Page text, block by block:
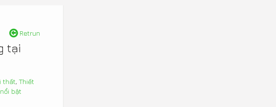
Retrun
tại
thất, Thiết
bật